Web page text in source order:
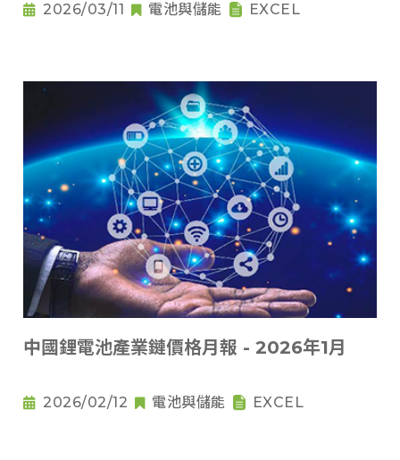
2026/03/11 電池與儲能 EXCEL
中國鋰電池產業鏈價格月報 - 2026年1月
2026/02/12 電池與儲能 EXCEL